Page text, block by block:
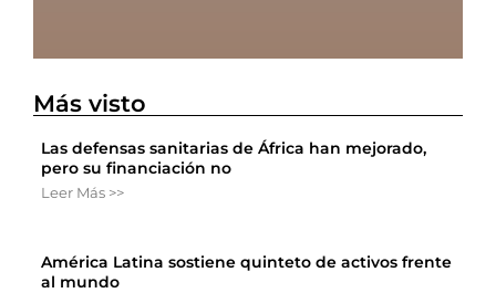
Más visto
Las defensas sanitarias de África han mejorado,
pero su financiación no
Leer Más >>
América Latina sostiene quinteto de activos frente
al mundo